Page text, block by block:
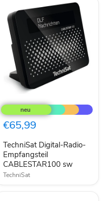
Digital-
Radio-
Empfangsteil
CABLESTAR100
€65,99
TechniSat Digital-Radio-
Empfangsteil
CABLESTAR100 sw
TechniSat